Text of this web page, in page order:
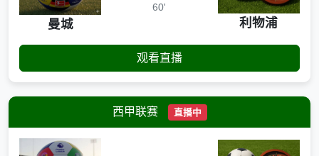
曼城
60'
利物浦
观看直播
西甲联赛 直播中